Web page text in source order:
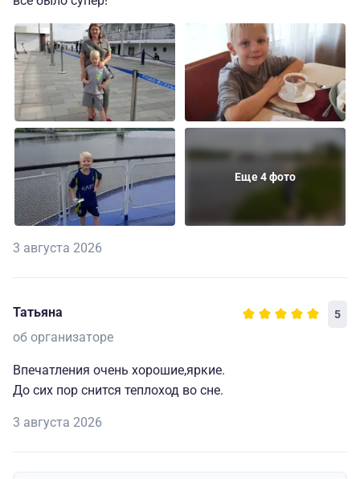
Еще 4 фото
3 августа 2026
Татьяна 5
об организаторе
Впечатления очень хорошие,яркие.
До сих пор снится теплоход во сне.
3 августа 2026